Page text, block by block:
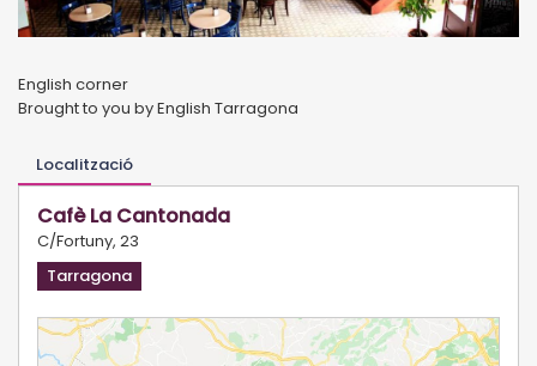
English corner
Brought to you by English Tarragona
Localització
Cafè La Cantonada
C/Fortuny, 23
Tarragona